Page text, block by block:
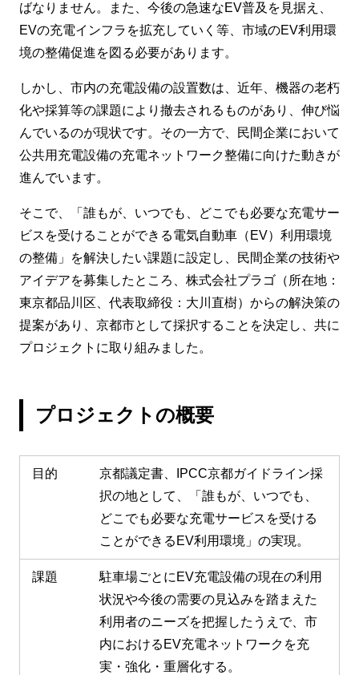
ばなりません。また、今後の急速なEV普及を見据え、
EVの充電インフラを拡充していく等、市域のEV利用環
境の整備促進を図る必要があります。
しかし、市内の充電設備の設置数は、近年、機器の老朽
化や採算等の課題により撤去されるものがあり、伸び悩
んでいるのが現状です。その一方で、民間企業において
公共用充電設備の充電ネットワーク整備に向けた動きが
進んでいます。
そこで、「誰もが、いつでも、どこでも必要な充電サー
ビスを受けることができる電気自動車（EV）利用環境
の整備」を解決したい課題に設定し、民間企業の技術や
アイデアを募集したところ、株式会社プラゴ（所在地：
東京都品川区、代表取締役：大川直樹）からの解決策の
提案があり、京都市として採択することを決定し、共に
プロジェクトに取り組みました。
プロジェクトの概要
目的
京都議定書、IPCC京都ガイドライン採
択の地として、「誰もが、いつでも、
どこでも必要な充電サービスを受ける
ことができるEV利用環境」の実現。
課題
駐車場ごとにEV充電設備の現在の利用
状況や今後の需要の見込みを踏まえた
利用者のニーズを把握したうえで、市
内におけるEV充電ネットワークを充
実・強化・重層化する。